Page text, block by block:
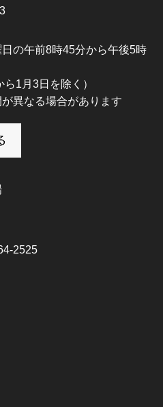
の午前8時45分から午後5時
1月3日を除く）
異なる場合があります
2525